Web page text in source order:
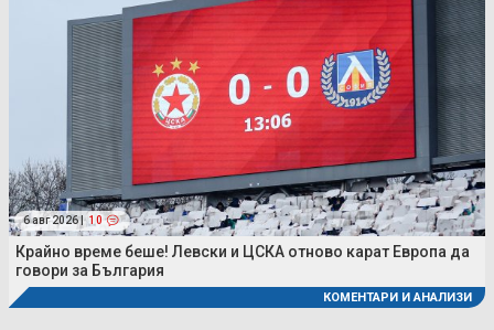
6 авг 2026 | 10
Крайно време беше! Левски и ЦСКА отново карат Европа да
говори за България
КОМЕНТАРИ И АНАЛИЗИ